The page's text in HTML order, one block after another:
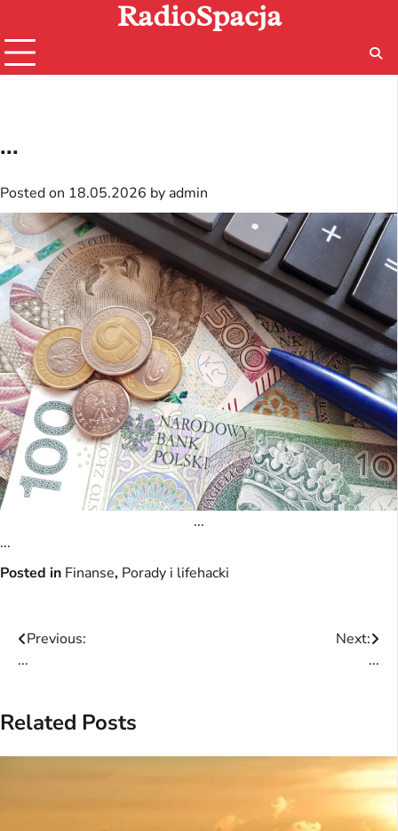
content
RadioSpacja
...
Posted on 18.05.2026 by admin
...
...
Posted in Finanse, Porady i lifehacki
Post
Previous:
...
Next:
...
Related Posts